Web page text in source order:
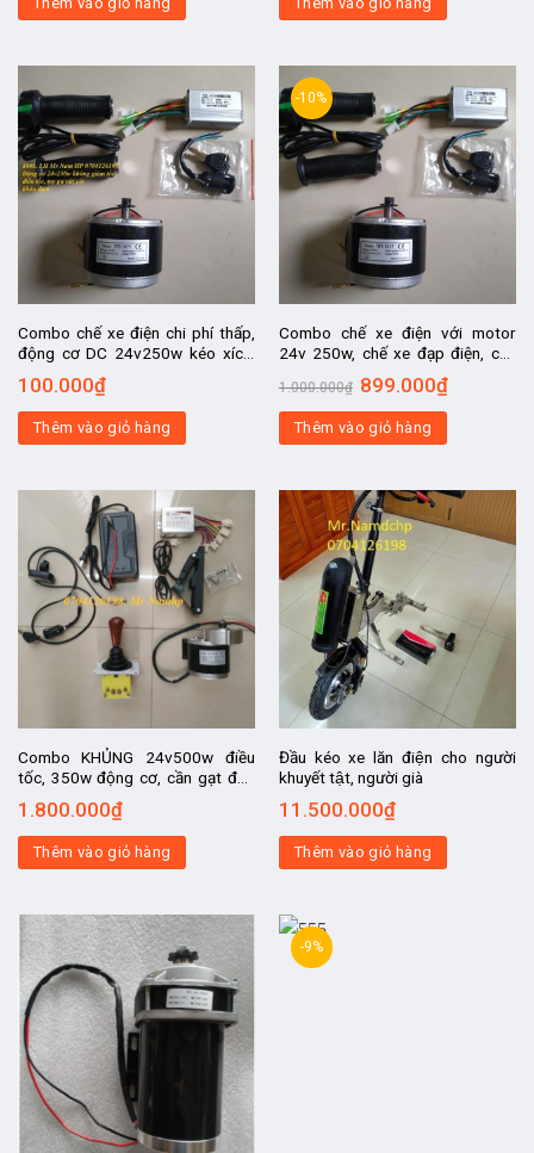
Combo chế xe điện chi phí thấp,
động cơ DC 24v250w kéo xích,
chế xe ô tô điện trẻ em, chế xe
scooter điện
100.000₫
Thêm vào giỏ hàng
-10%
Combo chế xe điện với motor
24v 250w, chế xe đạp điện, chế
máy quay vịt, máy nướng thịt, máy
bơm nước, thuyền điện
1.000.000₫ 899.000₫
Thêm vào giỏ hàng
Combo KHỦNG 24v500w điều
tốc, 350w động cơ, cần gạt đảo
chiều khủng, chân ga, khóa điện,
báo điện, chế ô tô điện trẻ em.
1.800.000₫
Thêm vào giỏ hàng
Đầu kéo xe lăn điện cho người
khuyết tật, người già
11.500.000₫
Thêm vào giỏ hàng
-9%